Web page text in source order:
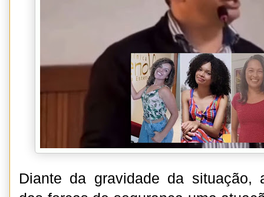
Diante da gravidade da situação,